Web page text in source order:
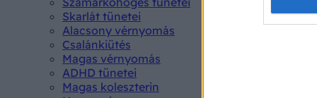
Skarlát tünetei
Alacsony vérnyomás
Csalánkiütés
Magas vérnyomás
ADHD tünetei
Magas koleszterin